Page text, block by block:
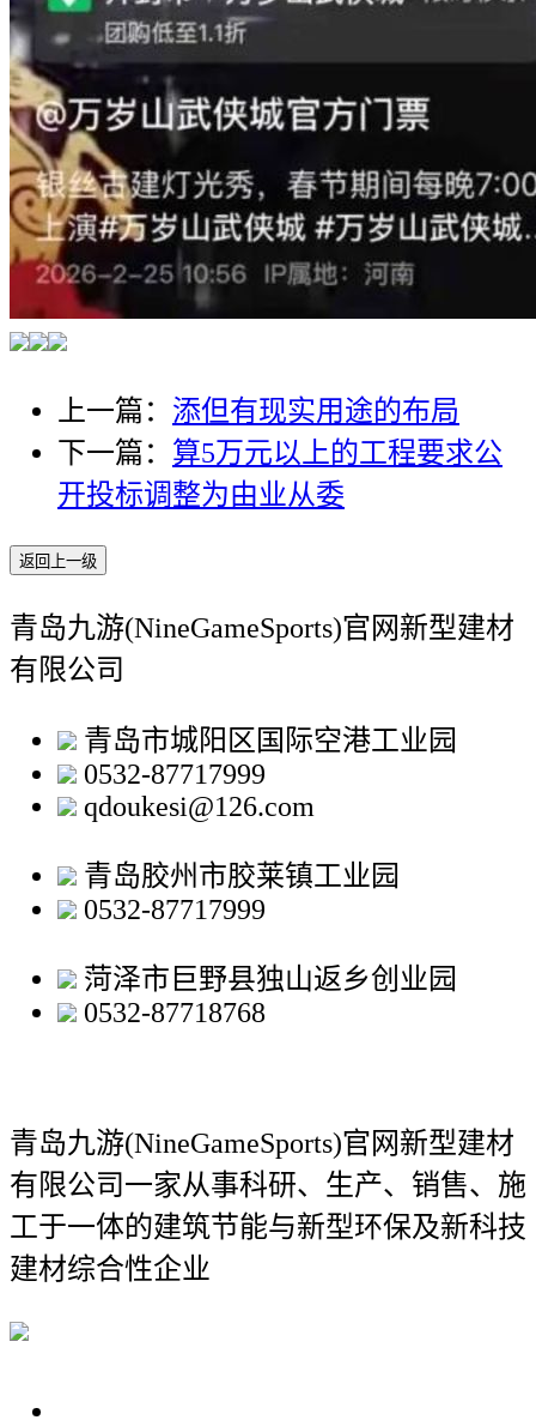
上一篇： 添但有现实用途的布局
下一篇： 算5万元以上的工程要求公
开投标调整为由业从委
返回上一级
青岛九游(NineGameSports)官网新型建材
有限公司
青岛市城阳区国际空港工业园
0532-87717999
qdoukesi@126.com
青岛胶州市胶莱镇工业园
0532-87717999
菏泽市巨野县独山返乡创业园
0532-87718768
青岛九游(NineGameSports)官网新型建材
有限公司一家从事科研、生产、销售、施
工于一体的建筑节能与新型环保及新科技
建材综合性企业